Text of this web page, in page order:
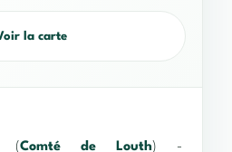
la carte
(Comté de Louth) -